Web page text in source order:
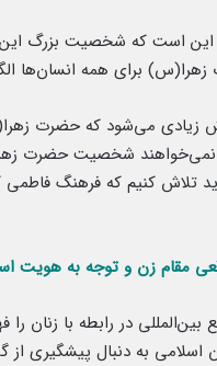
است که شخصیت بزرگ این
برای همه انسان‌ها
زیادی می‌شود که حضرت
نمی‌خواهند شخصیت حضرت
باید تلاش‌ کنیم که فرهنگ
مقام زن و توجه به هویت
در رابطه با زنان
اسلامی به دنبال پیشگیری